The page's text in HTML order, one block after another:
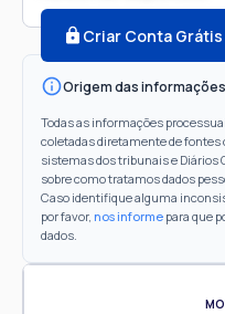
Criar Conta Grátis
Origem das informações
Todas as informações
coletadas diretamente de fontes
sistemas dos tribunais e Diários
sobre como tratamos dados
Caso identifique alguma
por favor, nos informe para que
dados.